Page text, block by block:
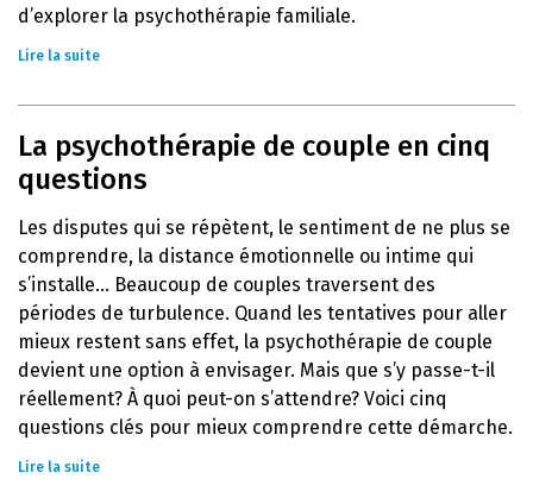
d’explorer la psychothérapie familiale.
Lire la suite
La psychothérapie de couple en cinq
questions
Les disputes qui se répètent, le sentiment de ne plus se
comprendre, la distance émotionnelle ou intime qui
s’installe… Beaucoup de couples traversent des
périodes de turbulence. Quand les tentatives pour aller
mieux restent sans effet, la psychothérapie de couple
devient une option à envisager. Mais que s’y passe-t-il
réellement? À quoi peut-on s’attendre? Voici cinq
questions clés pour mieux comprendre cette démarche.
Lire la suite